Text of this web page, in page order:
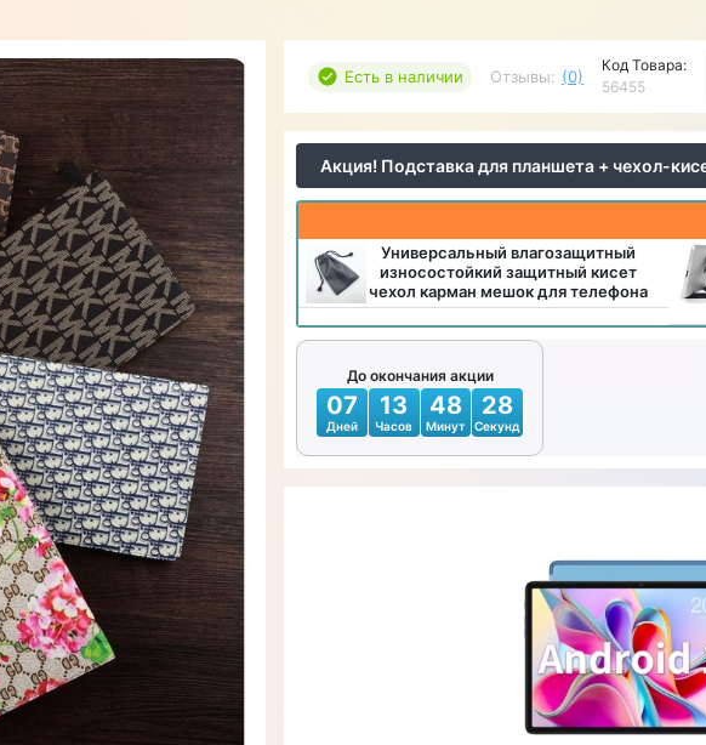
Есть в наличии Отзывы: (0)
Код Товара:
56455
Акция! Подставка для планшета + чехол-
Универсальный влагозащитный
износостойкий защитный кисет
чехол карман мешок для телефона
До окончания акции
07
Дней
13
Часов
48
Минут
26
Секунд